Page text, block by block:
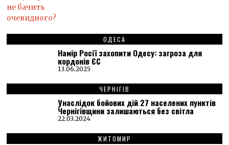
ОДЕСА
Намір Росії захопити Одесу: загроза для
кордонів ЄС
13.06.2025
ЧЕРНІГІВ
Унаслідок бойових дій 27 населених пунктів
Чернігівщини залишаються без світла
22.03.2024
ЖИТОМИР